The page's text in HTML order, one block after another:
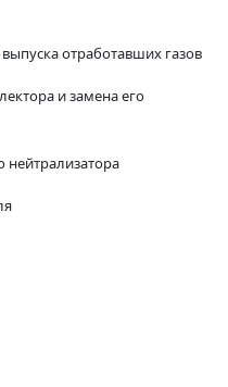
отработавших газов
и замена его
нейтрализатора